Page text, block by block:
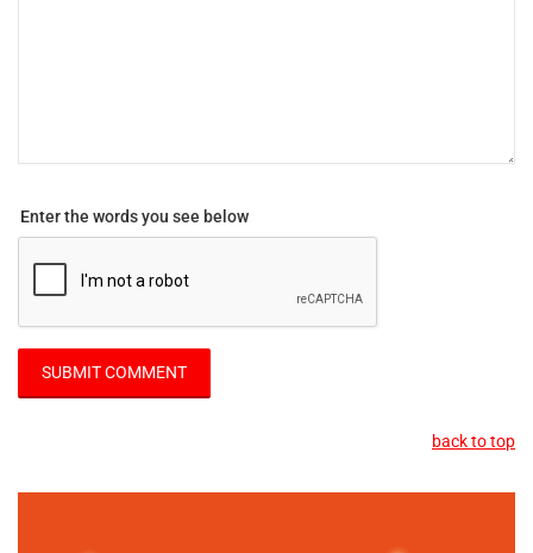
Enter the words you see below
back to top